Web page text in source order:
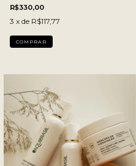
R$330,00
3 x de R$117,77
COMPRAR